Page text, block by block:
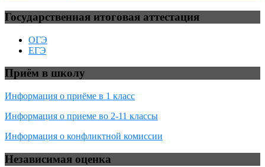
Государственная итоговая аттестация
ОГЭ
ЕГЭ
Приём в школу
Информация о приёме в 1 класс
Информация о приеме во 2-11 классы
Информация о конфликтной комиссии
Независимая оценка